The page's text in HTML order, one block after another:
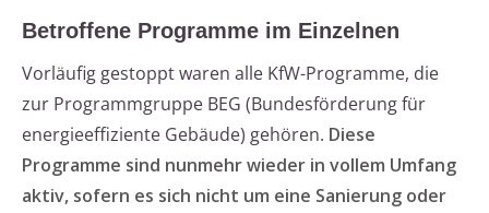
Betroffene Programme im Einzelnen
Vorläufig gestoppt waren alle KfW-Programme, die
zur Programmgruppe BEG (Bundesförderung für
energieeffiziente Gebäude) gehören. Diese
Programme sind nunmehr wieder in vollem Umfang
aktiv, sofern es sich nicht um eine Sanierung oder